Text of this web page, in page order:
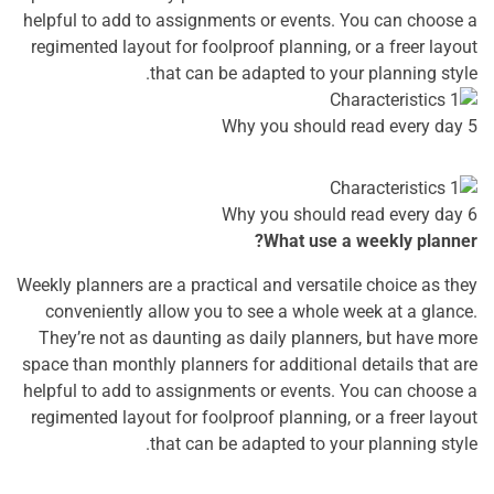
helpful to add to assignments or events. You can choose a
regimented layout for foolproof planning, or a freer layout
that can be adapted to your planning style.
Why you should read every day 5
Why you should read every day 6
What use a weekly planner?
Weekly planners are a practical and versatile choice as they
conveniently allow you to see a whole week at a glance.
They’re not as daunting as daily planners, but have more
space than monthly planners for additional details that are
helpful to add to assignments or events. You can choose a
regimented layout for foolproof planning, or a freer layout
that can be adapted to your planning style.